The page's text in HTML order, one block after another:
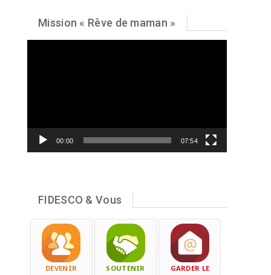
Mission « Rêve de maman »
00:00 07:54
FIDESCO & Vous
DEVENIR
SOUTENIR
GARDER LE